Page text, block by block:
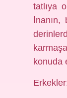
tatlıya
İnanın,
konuda